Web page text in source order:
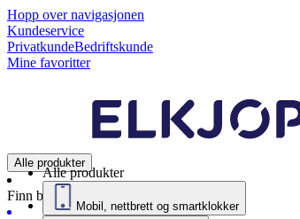
Hopp over navigasjonen
Kundeservice
PrivatkundeBedriftskunde
Mine favoritter
Alle produkter
Finn butikk
Alle produkter
Mobil, nettbrett og smartklokker